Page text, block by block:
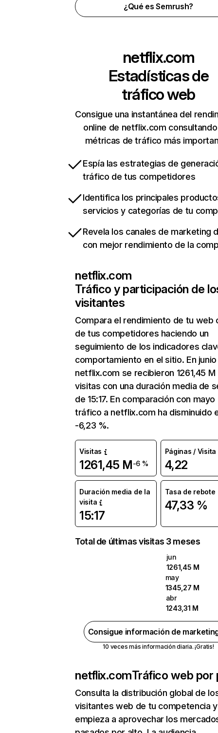
¿Qué es Semrush?
netflix.com
Estadísticas de
tráfico web
Consigue una instantánea del
online de netflix.com
métricas de tráfico más
Espía las estrategias de
tráfico de tus competidores
Identifica los principales
servicios y categorías de tu
Revela los canales de marketing
con mejor rendimiento de la
netflix.com
Tráfico y participación de
visitantes
Compara el rendimiento de tu web
de tus competidores haciendo un
seguimiento de los indicadores
comportamiento en el sitio. En junio
netflix.com se recibieron 1261,45 M
visitas con una duración media de
de 15:17. En comparación con mayo
tráfico a netflix.com ha disminuido
-6,23 %.
Visitas
1261,45 M-6 %
Páginas / Visita
4,22
Duración media de la
visita
15:17
Tasa de rebote
47,33 %
Total de últimas visitas 3 meses
jun
1261,45 M
may
1345,27 M
abr
1243,31 M
Consigue información de
10 veces más información diaria. ¡Gratis!
netflix.comTráfico web por
Consulta la distribución global de
visitantes web de tu competencia y
empieza a aprovechar los